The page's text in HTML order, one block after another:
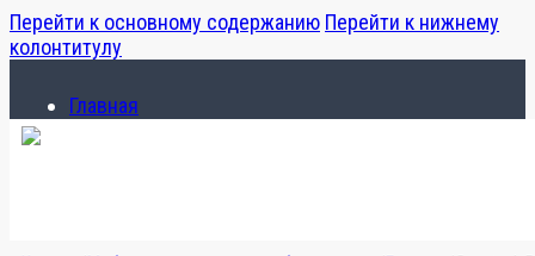
Перейти к основному содержанию Перейти к нижнему
колонтитулу
Главная